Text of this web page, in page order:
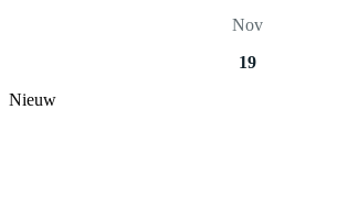
Nov
19
Nieuw